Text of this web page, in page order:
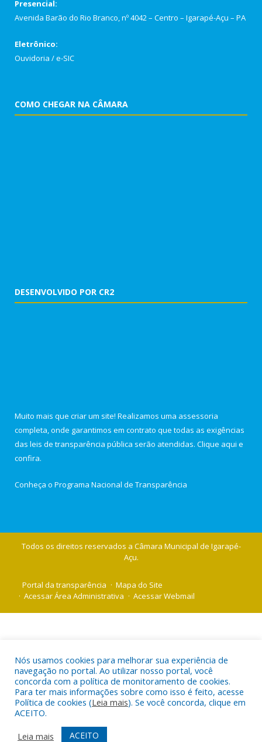
Presencial:
Avenida Barão do Rio Branco, nº 4042 – Centro – Igarapé-Açu – PA
Eletrônico:
Ouvidoria /e-SIC
COMO CHEGAR NA CÂMARA
DESENVOLVIDO POR CR2
Muito mais que criar um site! Realizamos uma assessoria
completa, onde garantimos em contrato que todas as exigências
das leis de transparência pública serão atendidas. Clique aqui e
confira.
Conheça o Programa Nacional de Transparência
Todos os direitos reservados a Câmara Municipal de Igarapé-
Açu.
Portal da transparência
Mapa do Site
Acessar Área Administrativa
Acessar Webmail
Nós usamos cookies para melhorar sua experiência de
navegação no portal. Ao utilizar nosso portal, você
concorda com a política de monitoramento de cookies.
Para ter mais informações sobre como isso é feito, acesse
Política de cookies (Leia mais). Se você concorda, clique em
ACEITO.
Leia mais
ACEITO